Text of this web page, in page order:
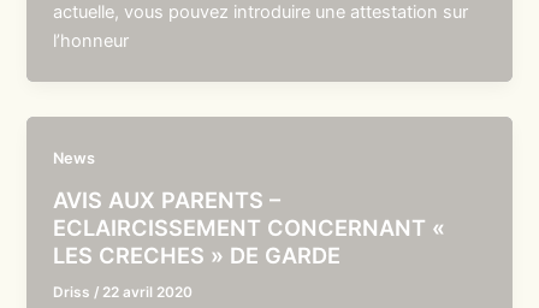
actuelle, vous pouvez introduire une attestation sur
l’honneur
News
AVIS AUX PARENTS –
ECLAIRCISSEMENT CONCERNANT «
LES CRECHES » DE GARDE
Driss / 22 avril 2020